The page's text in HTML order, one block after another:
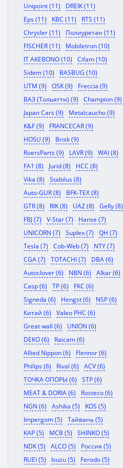
Unipoint (11)
DREIK (11)
Eps (11)
KBC (11)
RTS (11)
Chrysler (11)
Полиуретан (11)
FISCHER (11)
Mobiletron (10)
IT AKEBONO (10)
Cifam (10)
Sidem (10)
BASBUG (10)
UTM (9)
OSK (9)
Freccia (9)
ВАЗ (Тольятти) (9)
Champion (9)
Japan Cars (9)
Metalcaucho (9)
K&F (9)
FRANCECAR (9)
HOSU (9)
Brisk (9)
RoersParts (9)
LAVR (9)
WAI (8)
FA1 (8)
Jurid (8)
HCC (8)
Vika (8)
Stabilus (8)
Auto-GUR (8)
BFK-TEX (8)
GTR (8)
RIK (8) UAZ (8)
Gelly (8)
FBJ (7)
V-Star (7)
Hanse (7)
UNICORN (7)
Suplex (7)
QH (7)
Tesla (7)
Cob-Web (7)
NTY (7)
CGA (7)
TOTACHI (7)
DBA (6)
Autoclover (6)
NBN (6)
Alkar (6)
Casp (6)
TP (6)
FKC (6)
Signeda (6)
Hengst (6)
NSP (6)
Китай (6)
Valeo PHC (6)
Great wall (6)
UNION (6)
DEKO (6)
Raicam (6)
Allied Nippon (6)
Flennor (6)
Philips (6)
Rival (6)
ACV (6)
ТОЧКА ОПОРЫ (6)
STP (6)
MEAT & DORIA (6)
Rosteco (6)
NGN (6)
Ashika (5)
KOS (5)
Impergom (5)
Тайвань (5)
KAP (5)
MCB (5)
SHINKO (5)
NDK (5)
ALCO (5)
Россия (5)
RUEI (5)
Isuzu (5)
Ferodo (5)